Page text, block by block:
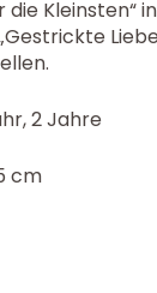
Kleinsten“
2 Jahre
cm